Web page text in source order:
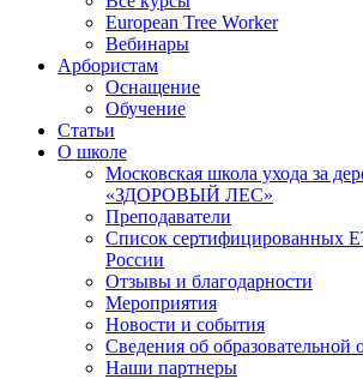
European Tree Worker
Вебинары
Арбористам
Оснащение
Обучение
Статьи
О школе
Московская школа ухода за
«ЗДОРОВЫЙ ЛЕС»
Преподаватели
Список сертифицированных
России
Отзывы и благодарности
Мероприятия
Новости и события
Сведения об образовательной
Наши партнеры